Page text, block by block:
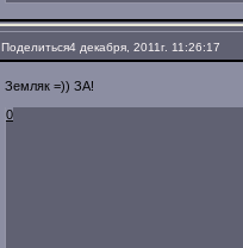
Поделиться4 декабря, 2011г. 11:26:17
Земляк =)) ЗА!
0